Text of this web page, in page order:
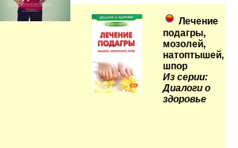
Лечение
подагры,
мозолей,
натоптышей,
шпор
Из серии:
Диалоги о
здоровье